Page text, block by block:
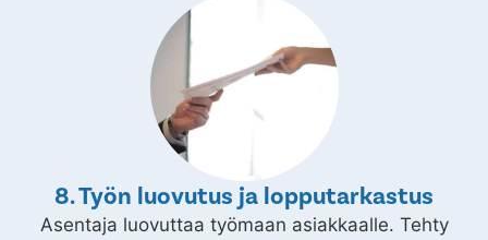
8. Työn luovutus ja lopputarkastus
Asentaja luovuttaa työmaan asiakkaalle. Tehty